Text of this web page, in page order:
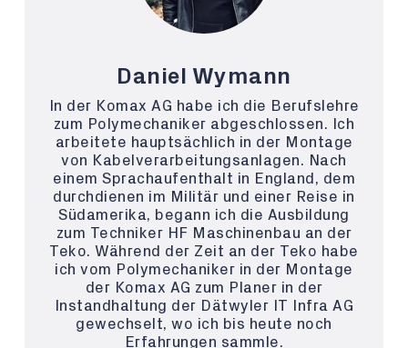
Daniel Wymann
In der Komax AG habe ich die Berufslehre
zum Polymechaniker abgeschlossen. Ich
arbeitete hauptsächlich in der Montage
von Kabelverarbeitungsanlagen. Nach
einem Sprachaufenthalt in England, dem
durchdienen im Militär und einer Reise in
Südamerika, begann ich die Ausbildung
zum Techniker HF Maschinenbau an der
Teko. Während der Zeit an der Teko habe
ich vom Polymechaniker in der Montage
der Komax AG zum Planer in der
Instandhaltung der Dätwyler IT Infra AG
gewechselt, wo ich bis heute noch
Erfahrungen sammle.